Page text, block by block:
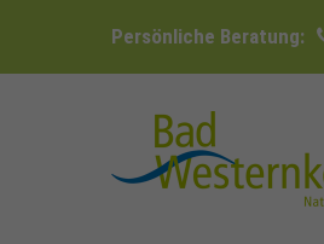
Persönliche Beratung: